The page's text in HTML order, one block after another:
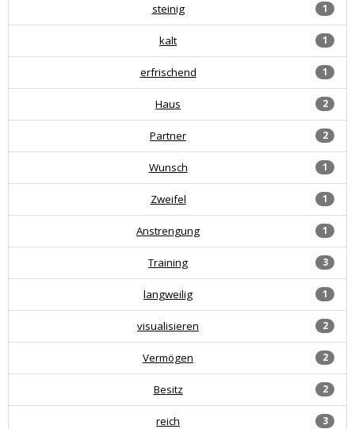
1
steinig
1
kalt
1
erfrischend
2
Haus
2
Partner
1
Wunsch
1
Zweifel
1
Anstrengung
3
Training
1
langweilig
2
visualisieren
2
Vermögen
2
Besitz
3
reich